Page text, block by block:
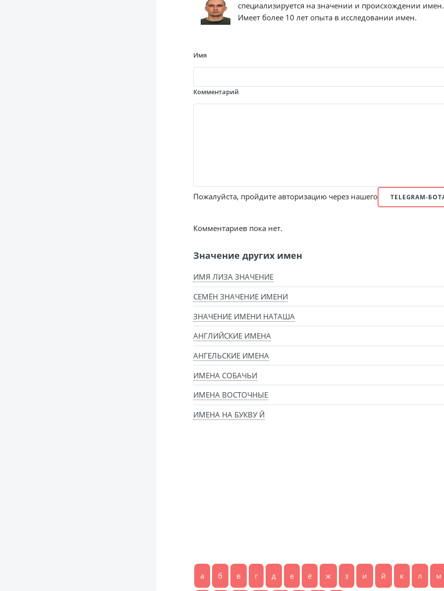
специализируется на значении и происхождении имен.
Имеет более 10 лет опыта в исследовании имен.
Имя
Комментарий
Пожалуйста, пройдите авторизацию через нашего TELEGRAM-
Комментариев пока нет.
Значение других имен
ИМЯ ЛИЗА ЗНАЧЕНИЕ
СЕМЁН ЗНАЧЕНИЕ ИМЕНИ
ЗНАЧЕНИЕ ИМЕНИ НАТАША
АНГЛИЙСКИЕ ИМЕНА
АНГЕЛЬСКИЕ ИМЕНА
ИМЕНА СОБАЧЬИ
ИМЕНА ВОСТОЧНЫЕ
ИМЕНА НА БУКВУ Й
а б в г д е ё ж з и й к л м